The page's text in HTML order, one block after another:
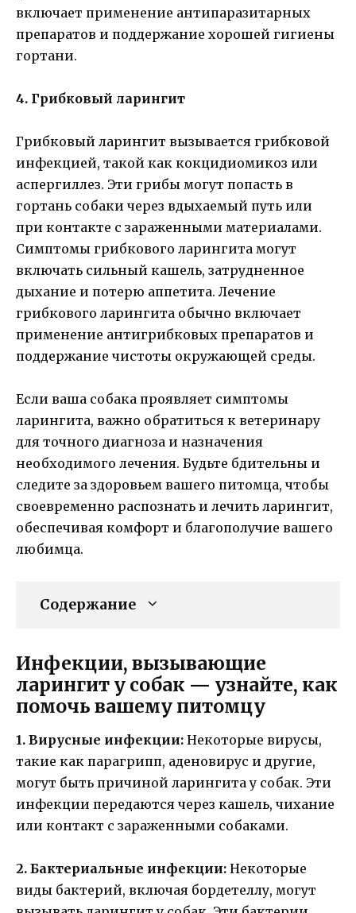
включает применение антипаразитарных
препаратов и поддержание хорошей гигиены
гортани.
4. Грибковый ларингит
Грибковый ларингит вызывается грибковой
инфекцией, такой как кокцидиомикоз или
аспергиллез. Эти грибы могут попасть в
гортань собаки через вдыхаемый путь или
при контакте с зараженными материалами.
Симптомы грибкового ларингита могут
включать сильный кашель, затрудненное
дыхание и потерю аппетита. Лечение
грибкового ларингита обычно включает
применение антигрибковых препаратов и
поддержание чистоты окружающей среды.
Если ваша собака проявляет симптомы
ларингита, важно обратиться к ветеринару
для точного диагноза и назначения
необходимого лечения. Будьте бдительны и
следите за здоровьем вашего питомца, чтобы
своевременно распознать и лечить ларингит,
обеспечивая комфорт и благополучие вашего
любимца.
Содержание
Инфекции, вызывающие
ларингит у собак — узнайте, как
помочь вашему питомцу
1. Вирусные инфекции: Некоторые вирусы,
такие как парагрипп, аденовирус и другие,
могут быть причиной ларингита у собак. Эти
инфекции передаются через кашель, чихание
или контакт с зараженными собаками.
2. Бактериальные инфекции: Некоторые
виды бактерий, включая бордетеллу, могут